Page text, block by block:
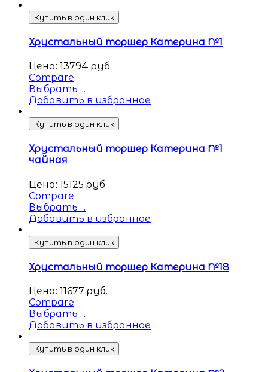
Купить в один клик
Хрустальный торшер Катерина №1
Цена: 13794 руб.
Compare
Выбрать ...
Добавить в избранное
Купить в один клик
Хрустальный торшер Катерина №1
чайная
Цена: 15125 руб.
Compare
Выбрать ...
Добавить в избранное
Купить в один клик
Хрустальный торшер Катерина №18
Цена: 11677 руб.
Compare
Выбрать ...
Добавить в избранное
Купить в один клик